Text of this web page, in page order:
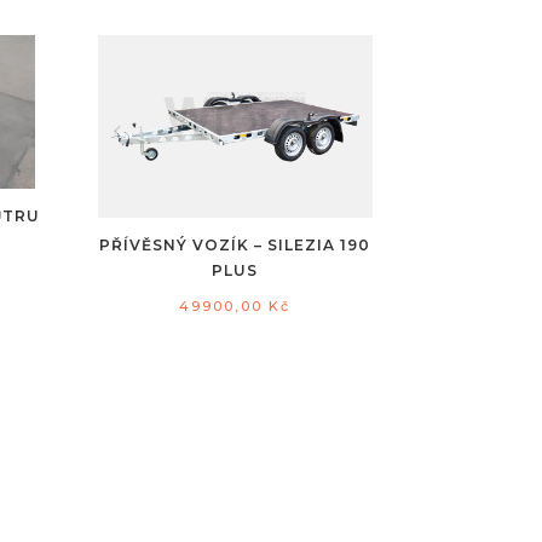
PŘÍVĚSNÝ VOZÍK – SILEZIA 190
PLUS
49900,00 Kč